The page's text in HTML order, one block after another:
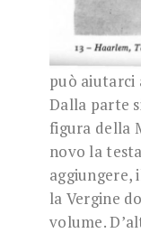
può aiutarci
Dalla parte
figura della
novo la
aggiungere,
la Vergine
volume.